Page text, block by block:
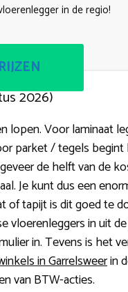
in de regio!
2026)
lopen. Voor laminaat
parket / tegels begint
de helft van de
Je kunt dus een
of tapijt is dit goed te
vloerenleggers in uit
in. Tevens is het
in Garrelsweerin
van BTW-acties.